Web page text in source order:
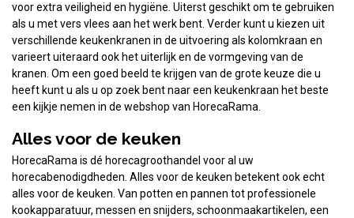
voor extra veiligheid en hygiëne. Uiterst geschikt om te gebruiken
als u met vers vlees aan het werk bent. Verder kunt u kiezen uit
verschillende keukenkranen in de uitvoering als kolomkraan en
varieert uiteraard ook het uiterlijk en de vormgeving van de
kranen. Om een goed beeld te krijgen van de grote keuze die u
heeft kunt u als u op zoek bent naar een keukenkraan het beste
een kijkje nemen in de webshop van HorecaRama.
Alles voor de keuken
HorecaRama is dé horecagroothandel voor al uw
horecabenodigdheden. Alles voor de keuken betekent ook echt
alles voor de keuken. Van potten en pannen tot professionele
kookapparatuur, messen en snijders, schoonmaakartikelen, een